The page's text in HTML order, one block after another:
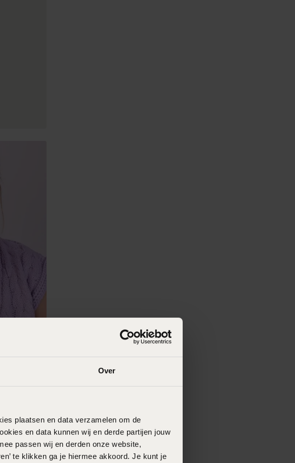
Over
plaatsen en data verzamelen om de
en data kunnen wij en derde partijen jouw
passen wij en derden onze website,
te klikken ga je hiermee akkoord. Je kunt je